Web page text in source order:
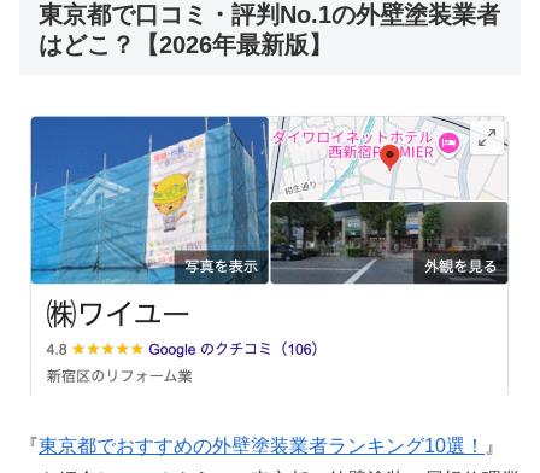
東京都で口コミ・評判No.1の外壁塗装業者
はどこ？【2026年最新版】
『東京都でおすすめの外壁塗装業者ランキング10選！
』